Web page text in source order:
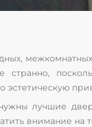
странно,
эстетическую
лучшие
внимание на